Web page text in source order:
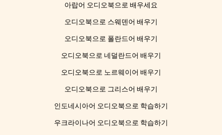
아랍어 오디오북으로 배우세요
오디오북으로 스웨덴어 배우기
오디오북으로 폴란드어 배우기
오디오북으로 네덜란드어 배우기
오디오북으로 노르웨이어 배우기
오디오북으로 그리스어 배우기
인도네시아어 오디오북으로 학습하기
우크라이나어 오디오북으로 학습하기